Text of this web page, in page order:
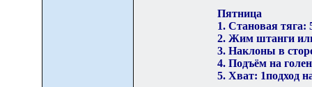
Пятница
1. Становая тяга:
2. Жим штанги
3. Наклоны в
4. Подъём на
5. Хват: 1подход